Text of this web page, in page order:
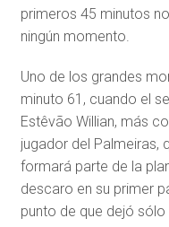
primeros 45 minutos
ningún momento.
Uno de los grandes
minuto 61, cuando el
Estêvão Willian, más
jugador del Palmeiras,
formará parte de la
descaro en su primer
punto de que dejó sólo